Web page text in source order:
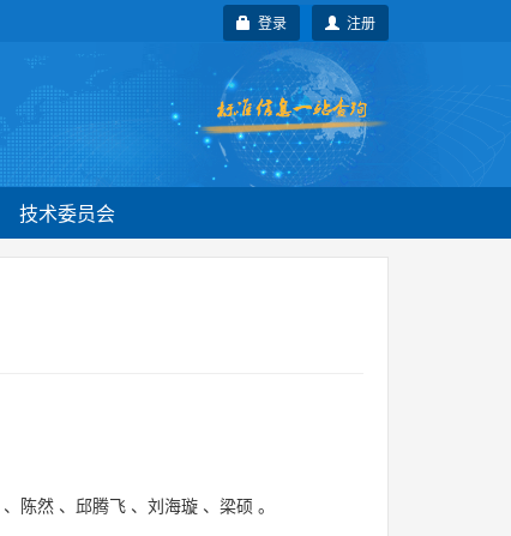
注册
登录
技术委员会
、 陈然 、 邱腾飞 、 刘海璇 、 梁硕 。